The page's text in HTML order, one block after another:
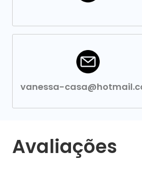
vanessa-
Avaliações